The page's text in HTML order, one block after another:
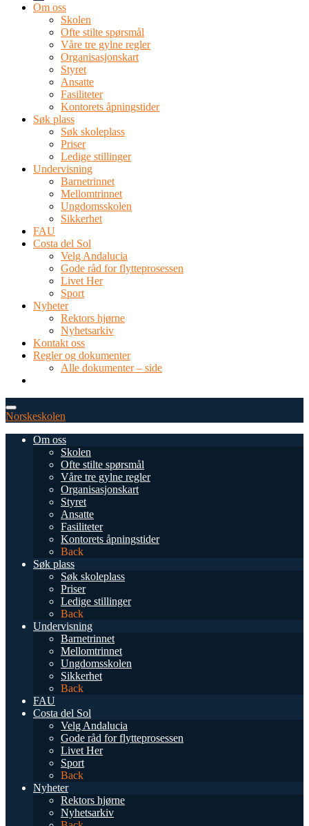
Om oss
Skolen
Ofte stilte spørsmål
Våre tre gylne regler
Organisasjonskart
Styret
Ansatte
Fasiliteter
Kontorets åpningstider
Søk plass
Søk skoleplass
Priser
Ledige stillinger
Undervisning
Barnetrinnet
Mellomtrinnet
Ungdomsskolen
Sikkerhet
FAU
Costa del Sol
Velg Andalucia
Gode råd for flytteprosessen
Livet Her
Sport
Nyheter
Rektors hjørne
Nyhetsarkiv
Kontakt oss
Regler og dokumenter
Alle dokumenter – side
Norskeskolen
Om oss
Skolen
Ofte stilte spørsmål
Våre tre gylne regler
Organisasjonskart
Styret
Ansatte
Fasiliteter
Kontorets åpningstider
Back
Søk plass
Søk skoleplass
Priser
Ledige stillinger
Back
Undervisning
Barnetrinnet
Mellomtrinnet
Ungdomsskolen
Sikkerhet
Back
FAU
Costa del Sol
Velg Andalucia
Gode råd for flytteprosessen
Livet Her
Sport
Back
Nyheter
Rektors hjørne
Nyhetsarkiv